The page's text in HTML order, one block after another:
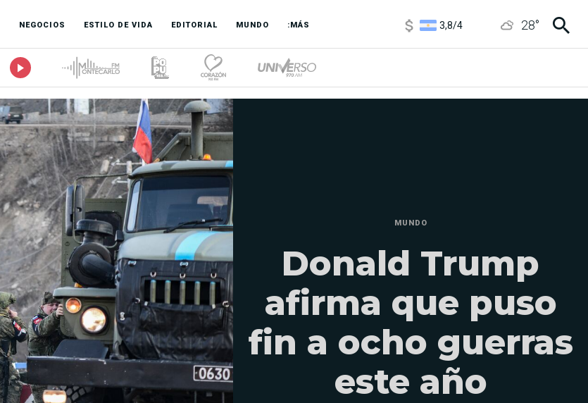
NEGOCIOS ESTILO DE VIDA EDITORIAL MUNDO :MÁS
6850/ 28°
MUNDO
Donald Trump
afirma que puso
fin a ocho guerras
este año